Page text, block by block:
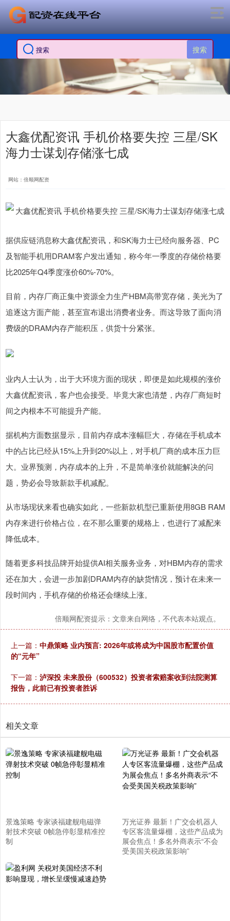
搜索
大鑫优配资讯 手机价格要失控 三星/SK
海力士谋划存储涨七成
网站：倍顺网配资
据供应链消息称大鑫优配资讯，和SK海力士已经向服务器、PC
及智能手机用DRAM客户发出通知，称今年一季度的存储价格要
比2025年Q4季度涨价60%-70%。
目前，内存厂商正集中资源全力生产HBM高带宽存储，美光为了
追逐这方面产能，甚至宣布退出消费者业务。而这导致了面向消
费级的DRAM内存产能积压，供货十分紧张。
业内人士认为，出于大环境方面的现状，即便是如此规模的涨价
大鑫优配资讯，客户也会接受。毕竟大家也清楚，内存厂商短时
间之内根本不可能提升产能。
据机构方面数据显示，目前内存成本涨幅巨大，存储在手机成本
中的占比已经从15%上升到20%以上，对手机厂商的成本压力巨
大。业界预测，内存成本的上升，不是简单涨价就能解决的问
题，势必会导致新款手机减配。
从市场现状来看也确实如此，一些新款机型已重新使用8GB RAM
内存来进行价格占位，在不那么重要的规格上，也进行了减配来
降低成本。
随着更多科技品牌开始提供AI相关服务业务，对HBM内存的需求
还在加大，会进一步加剧DRAM内存的缺货情况，预计在未来一
段时间内，手机存储的价格还会继续上涨。
倍顺网配资提示：文章来自网络，不代表本站观点。
上一篇： 中鼎策略 业内预言: 2026年或将成为中国股市配置价值
的“元年”
下一篇： 泸深投 未来股份（600532）投资者索赔案收到法院测算
报告，此前已有投资者胜诉
相关文章
景逸策略 专家谈福建舰电磁弹
射技术突破 0帧急停彰显精准控
制
万光证券 最新！广交会机器人
专区客流量爆棚，这些产品成为
展会焦点！多名外商表示“不会
受美国关税政策影响”